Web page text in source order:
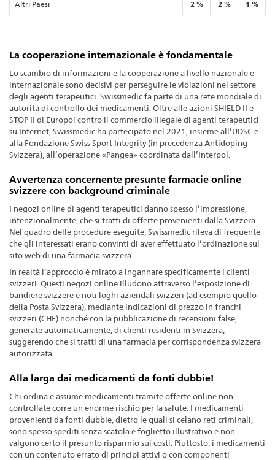
Altri Paesi 2 % 2 % 1 %
La cooperazione internazionale è fondamentale
Lo scambio di informazioni e la cooperazione a livello nazionale e
internazionale sono decisivi per perseguire le violazioni nel settore
degli agenti terapeutici. Swissmedic fa parte di una rete mondiale di
autorità di controllo dei medicamenti. Oltre alle azioni SHIELD II e
STOP II di Europol contro il commercio illegale di agenti terapeutici
su Internet, Swissmedic ha partecipato nel 2021, insieme all’UDSC e
alla Fondazione Swiss Sport Integrity (in precedenza Antidoping
Svizzera), all’operazione «Pangea» coordinata dall’Interpol.
Avvertenza concernente presunte farmacie online
svizzere con background criminale
I negozi online di agenti terapeutici danno spesso l’impressione,
intenzionalmente, che si tratti di offerte provenienti dalla Svizzera.
Nel quadro delle procedure eseguite, Swissmedic rileva di frequente
che gli interessati erano convinti di aver effettuato l’ordinazione sul
sito web di una farmacia svizzera.
In realtà l’approccio è mirato a ingannare specificamente i clienti
svizzeri. Questi negozi online illudono attraverso l’esposizione di
bandiere svizzere e noti loghi aziendali svizzeri (ad esempio quello
della Posta Svizzera), mediante indicazioni di prezzo in franchi
svizzeri (CHF) nonché con la pubblicazione di recensioni false,
generate automaticamente, di clienti residenti in Svizzera,
suggerendo che si tratti di una farmacia per corrispondenza svizzera
autorizzata.
Alla larga dai medicamenti da fonti dubbie!
Chi ordina e assume medicamenti tramite offerte online non
controllate corre un enorme rischio per la salute. I medicamenti
provenienti da fonti dubbie, dietro le quali si celano reti criminali,
sono spesso spediti senza scatola e foglietto illustrativo e non
valgono certo il presunto risparmio sui costi. Piuttosto, i medicamenti
con un contenuto errato di principi attivi o con componenti